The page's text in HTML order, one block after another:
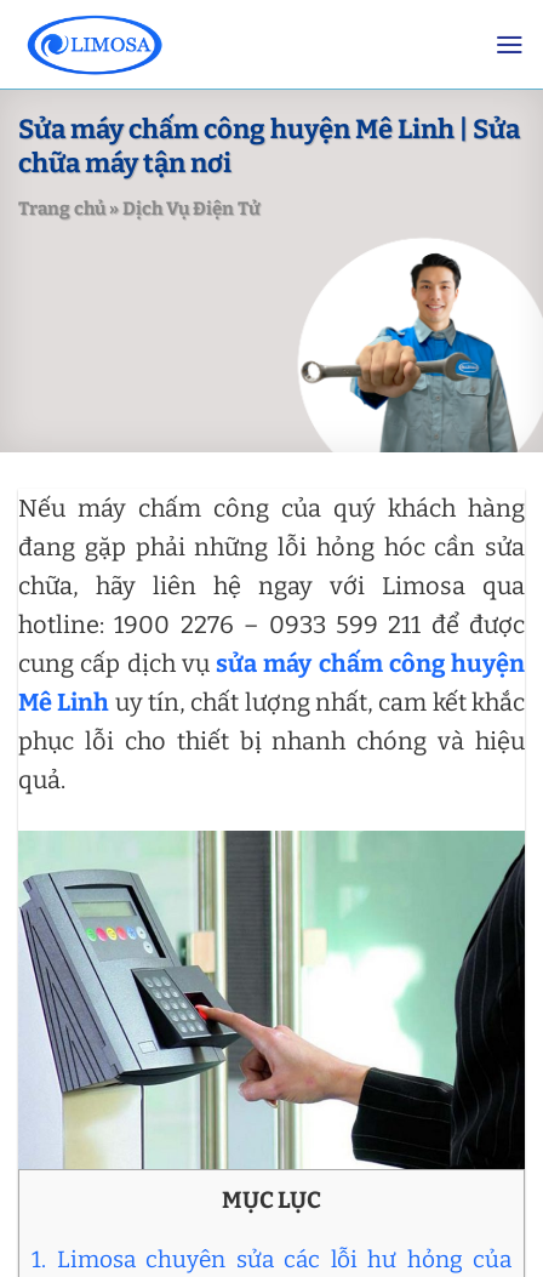
content
Sửa máy chấm công huyện Mê Linh | Sửa
chữa máy tận nơi
Trang chủ»Dịch Vụ Điện Tử
Nếu máy chấm công của quý khách hàng
đang gặp phải những lỗi hỏng hóc cần sửa
chữa, hãy liên hệ ngay với Limosa qua
hotline: 1900 2276 – 0933 599 211 để được
cung cấp dịch vụ sửa máy chấm công huyện
Mê Linh uy tín, chất lượng nhất, cam kết khắc
phục lỗi cho thiết bị nhanh chóng và hiệu
quả.
MỤC LỤC
1. Limosa chuyên sửa các lỗi hư hỏng của